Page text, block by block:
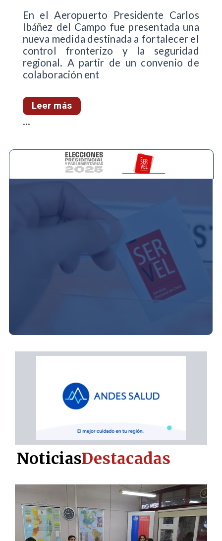
En el Aeropuerto Presidente Carlos
Ibáñez del Campo fue presentada una
nueva medida destinada a fortalecer el
control fronterizo y la seguridad
regional. A partir de un convenio de
colaboración ent
Leer más
...
NoticiasDestacadas